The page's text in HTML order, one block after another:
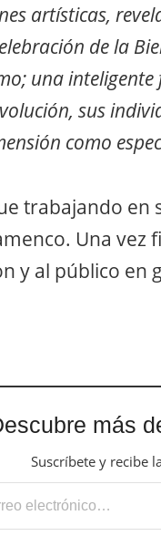
artísticas,
de la
una
sus
como
trabajando en
Una vez
y al público en
más
Suscríbete y recibe